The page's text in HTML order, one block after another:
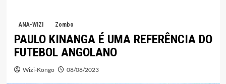
ANA-WIZI Zombo
PAULO KINANGA É UMA REFERÊNCIA DO
FUTEBOL ANGOLANO
Wizi-Kongo 08/08/2023